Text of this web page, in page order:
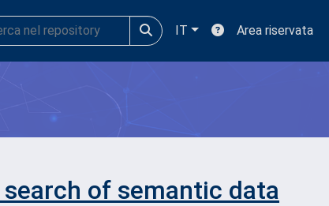
IT Area riservata
of semantic data